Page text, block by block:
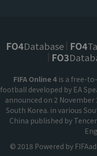
FO4Database FO4
FO3
FIFA Online 4 is a free-
football developed by EA
announced on 2 November
South Korea. in various
China published by
© 2018 Powered by